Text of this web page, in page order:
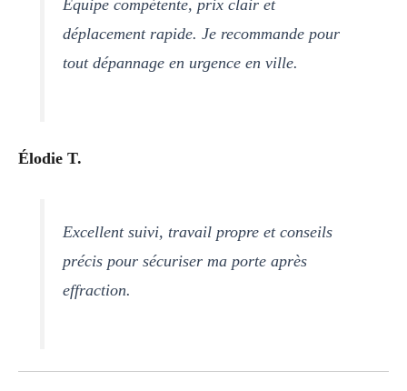
Équipe compétente, prix clair et
déplacement rapide. Je recommande pour
tout dépannage en urgence en ville.
Élodie T.
Excellent suivi, travail propre et conseils
précis pour sécuriser ma porte après
effraction.